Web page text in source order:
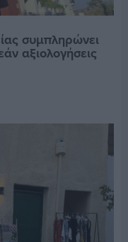
συμπληρώνει
αξιολογήσεις